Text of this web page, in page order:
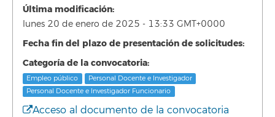
Última modificación:
lunes 20 de enero de 2025 - 13:33 GMT+0000
Fecha fin del plazo de presentación de solicitudes:
Categoría de la convocatoria:
Empleo público
Personal Docente e Investigador
Personal Docente e Investigador Funcionario
Acceso al documento de la convocatoria